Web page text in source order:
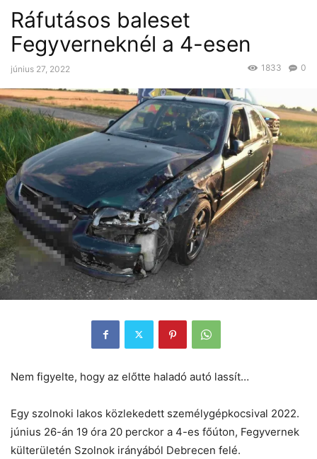
Ráfutásos baleset
Fegyverneknél a 4-esen
június 27, 2022 0
1833
Nem figyelte, hogy az előtte haladó autó lassít…
Egy szolnoki lakos közlekedett személygépkocsival 2022.
június 26-án 19 óra 20 perckor a 4-es főúton, Fegyvernek
külterületén Szolnok irányából Debrecen felé.